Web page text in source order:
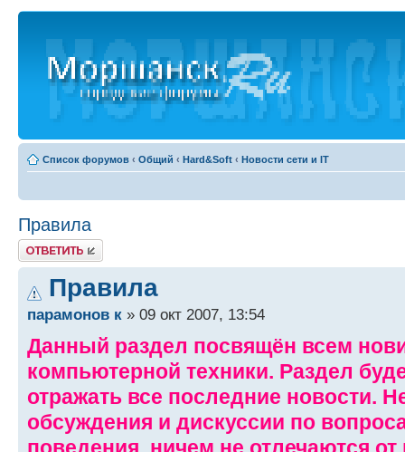
Список форумов ‹ Общий ‹ Hard&Soft ‹ Новости сети и IT
Правила
Ответить
Правила
парамонов к » 09 окт 2007, 13:54
Данный раздел посвящён всем
компьютерной техники. Раздел
отражать все последние новости.
обсуждения и дискуссии по